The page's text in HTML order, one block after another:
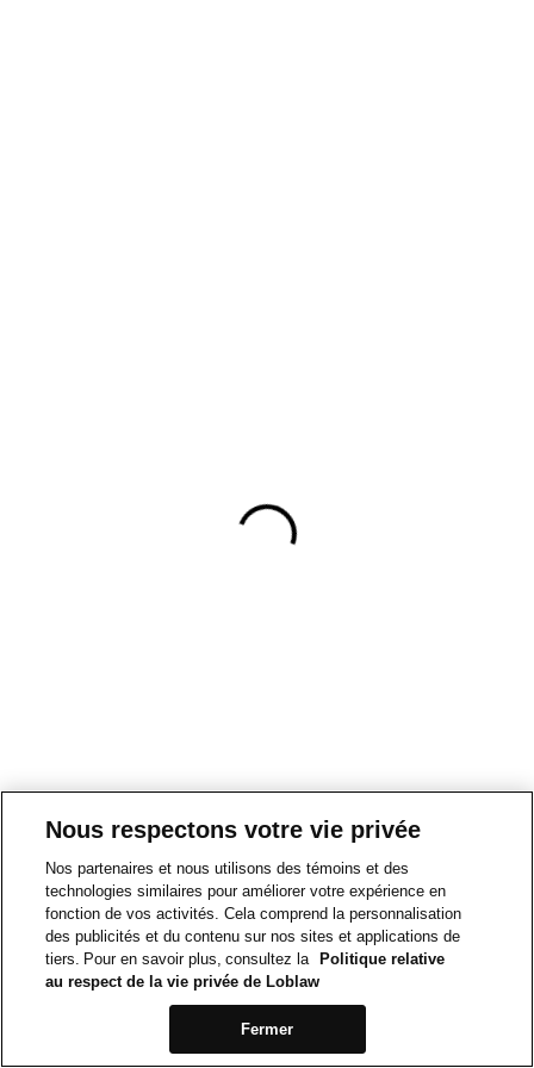
Nous respectons votre vie privée
Nos partenaires et nous utilisons des témoins et des
technologies similaires pour améliorer votre expérience en
fonction de vos activités. Cela comprend la personnalisation
des publicités et du contenu sur nos sites et applications de
tiers. Pour en savoir plus, consultez la
Politique relative
au respect de la vie privée de Loblaw
Fermer